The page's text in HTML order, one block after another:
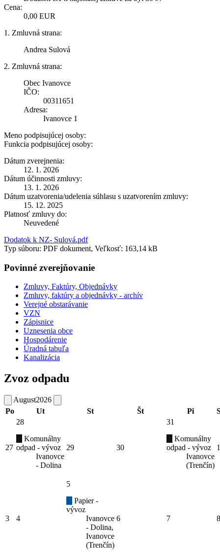
Cena:
0,00 EUR
1. Zmluvná strana:
Andrea Sulová
2. Zmluvná strana:
Obec Ivanovce
IČO:
00311651
Adresa:
Ivanovce 1
Meno podpisujúcej osoby:
Funkcia podpisujúcej osoby:
Dátum zverejnenia:
12. 1. 2026
Dátum účinnosti zmluvy:
13. 1. 2026
Dátum uzatvorenia/udelenia súhlasu s uzatvorením zmluvy:
15. 12. 2025
Platnosť zmluvy do:
Neuvedené
Dodatok k NZ- Sulová.pdf
Typ súboru: PDF dokument, Veľkosť: 163,14 kB
Povinné zverejňovanie
Zmluvy, Faktúry, Objednávky
Zmluvy, faktúry a objednávky - archív
Verejné obstarávanie
VZN
Zápisnice
Uznesenia obce
Hospodárenie
Úradná tabuľa
Kanalizácia
Zvoz odpadu
August2026
Po
Ut St Št Pi
27
28
Komunálny
odpad - vývoz
Ivanovce
- Dolina
29 30
31
Komunálny
odpad - vývoz
Ivanovce
(Trenčín)
1
3 4
5
Papier -
vývoz
Ivanovce
- Dolina,
Ivanovce
(Trenčín)
6 7 8